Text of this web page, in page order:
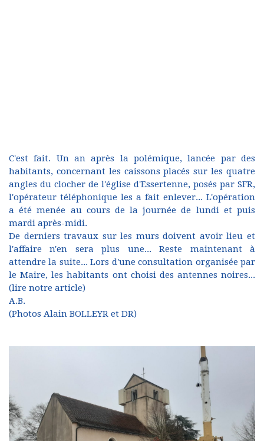
C'est fait. Un an après la polémique, lancée par des
habitants, concernant les caissons placés sur les quatre
angles du clocher de l'église d'Essertenne, posés par SFR,
l'opérateur téléphonique les a fait enlever... L'opération
a été menée au cours de la journée de lundi et puis
mardi après-midi.
De derniers travaux sur les murs doivent avoir lieu et
l'affaire n'en sera plus une... Reste maintenant à
attendre la suite... Lors d'une consultation organisée par
le Maire, les habitants ont choisi des antennes noires...
(lire notre article)
A.B.
(Photos Alain BOLLEYR et DR)